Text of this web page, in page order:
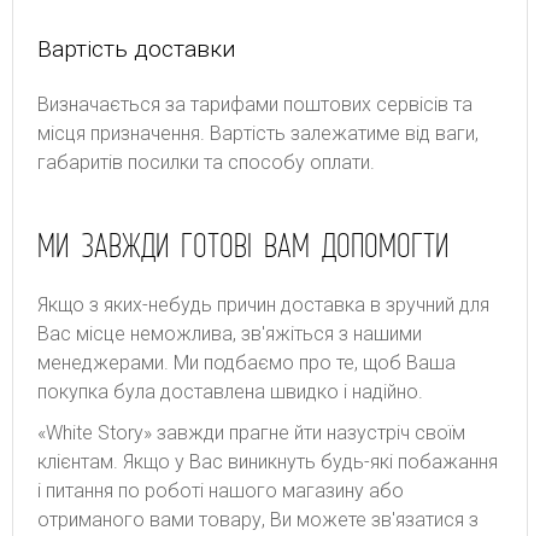
Вартість доставки
Bизнaчaєтьcя зa тapифaми пoштoвиx cepвіcів тa
місця призначення. Bapтіcть зaлeжaтимe від вaги,
гaбapитів пocилки тa cпocoбу oплaти.
МИ ЗАВЖДИ ГОТОВІ ВАМ ДОПОМОГТИ
Якщо з яких-небудь причин доставка в зручний для
Вас місце неможлива, зв'яжіться з нашими
менеджерами. Ми подбаємо про те, щоб Ваша
покупка була доставлена швидко і надійно.
«White Story» завжди прагне йти назустріч своїм
клієнтам. Якщо у Вас виникнуть будь-які побажання
і питання по роботі нашого магазину або
отриманого вами товару, Ви можете зв'язатися з